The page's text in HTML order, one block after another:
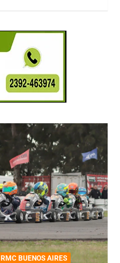
RMC BUENOS AIRES